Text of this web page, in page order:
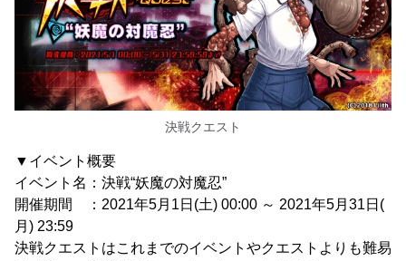
決戦クエスト
▼イベント概要
イベント名：決戦“妖魔の対魔忍”
開催期間 ：2021年5月1日(土) 00:00 ～ 2021年5月31日(
月) 23:59
決戦クエストはこれまでのイベントやクエストよりも難易